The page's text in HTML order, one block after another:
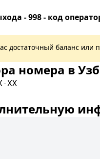
- 998 - код
достаточный баланс
номера в
XX